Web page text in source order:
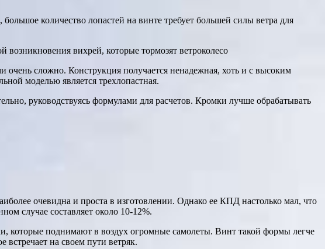
количество лопастей на винте требует большей силы ветра для
вихрей, которые тормозят ветроколесо
сложно. Конструкция получается ненадежная, хоть и с высоким
моделью является трехлопастная.
руководствуясь формулами для расчетов. Кромки лучше обрабатывать
очевидна и проста в изготовлении. Однако ее КПД настолько мал, что
случае составляет около 10-12%.
которые поднимают в воздух огромные самолеты. Винт такой формы легче
встречает на своем пути ветряк.